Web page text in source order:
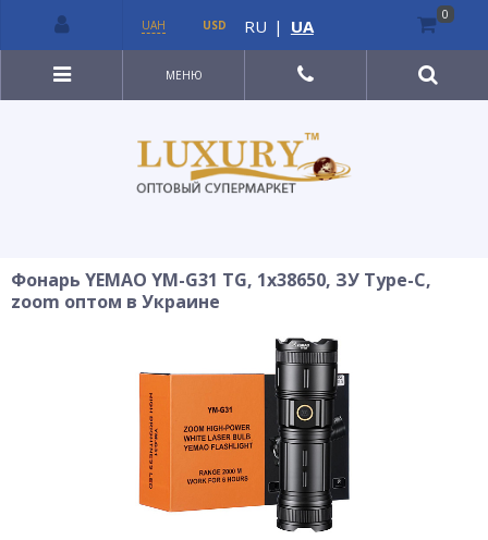
МЕНЮ
Фонарь YEMAO YM-G31 TG, 1x38650, ЗУ Type-C,
zoom оптом в Украине
UAH USD RU | UA
0